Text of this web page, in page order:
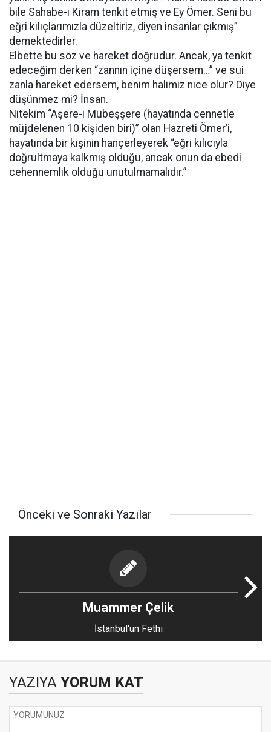
bile Sahabe-i Kiram tenkit etmiş ve Ey Ömer. Seni bu
eğri kılıçlarımızla düzeltiriz, diyen insanlar çıkmış”
demektedirler.
Elbette bu söz ve hareket doğrudur. Ancak, ya tenkit
edeceğim derken “zannın içine düşersem…” ve sui
zanla hareket edersem, benim halimiz nice olur? Diye
düşünmez mi? İnsan.
Nitekim “Aşere-i Mübeşşere (hayatında cennetle
müjdelenen 10 kişiden biri)” olan Hazreti Ömer’i,
hayatında bir kişinin hançerleyerek “eğri kılıcıyla
doğrultmaya kalkmış olduğu, ancak onun da ebedi
cehennemlik olduğu unutulmamalıdır.”
Önceki ve Sonraki Yazılar
Muammer Çelik
İstanbul'un Fethi
YAZIYA YORUM KAT